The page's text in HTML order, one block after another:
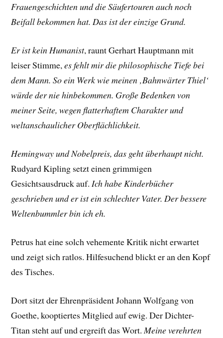
Frauengeschichten und die Säufertouren auch noch
Beifall bekommen hat. Das ist der einzige Grund.
Er ist kein Humanist, rauntGerhart Hauptmannmit
leiser Stimme,es fehlt mir die philosophische Tiefe bei
dem Mann. So ein Werk wie meinen ‚Bahnwärter Thiel‘
würde der nie hinbekommen. Große Bedenken von
meiner Seite, wegen flatterhaftem Charakter und
weltanschaulicher Oberflächlichkeit.
Hemingway und Nobelpreis, das geht überhaupt nicht.
Rudyard Kipling setzt einen grimmigen
Gesichtsausdruck auf.Ich habe Kinderbücher
geschrieben und er ist ein schlechter Vater. Der bessere
Weltenbummler bin ich eh.
Petrus hat eine solch vehemente Kritik nicht erwartet
und zeigt sich ratlos. Hilfesuchend blickt er an den Kopf
des Tisches.
Dort sitzt der Ehrenpräsident Johann Wolfgang von
Goethe, kooptiertes Mitglied auf ewig. Der Dichter-
Titan steht auf und ergreift das Wort. Meine verehrten